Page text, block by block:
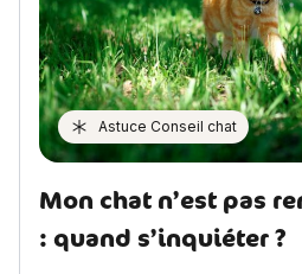
Astuce Conseil chat
Mon chat n’est pas
: quand s’inquiéter ?